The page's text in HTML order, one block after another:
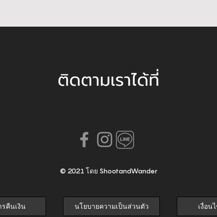
ติดตามเราได้ที่
© 2021 โดย ShootandWander
คืนเงิน นโยบายความเป็นส่วนตัว เงื่อน